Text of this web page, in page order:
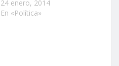
24 enero, 2014
En «Política»